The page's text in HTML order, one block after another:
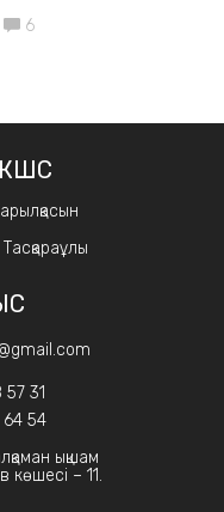
6
ЖШС
31
64 54
ықшам
көшесі – 11.